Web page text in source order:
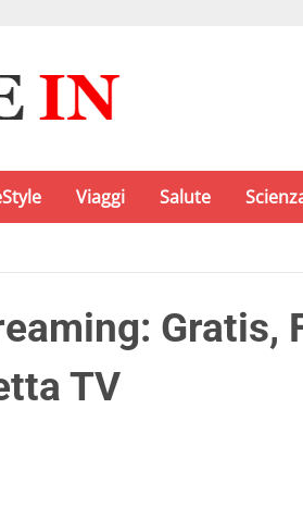
Viaggi Salute
Gratis,
TV